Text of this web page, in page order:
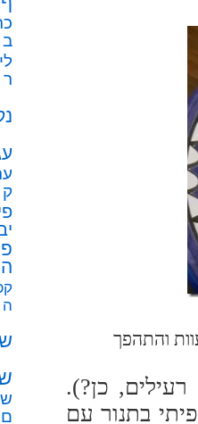
והתהפך
כן?).
בתנור עם
ב
ר
ק
ה
ה
ם